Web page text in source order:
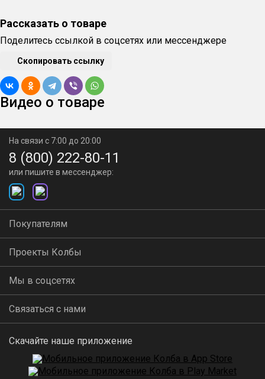
Рассказать о товаре
Поделитесь ссылкой в соцсетях или мессенджере
Скопировать ссылку
Видео о товаре
На связи с 7:00 до 20:00
8 (800) 222-80-11
или пишите в мессенджер:
Покупателям
Проекты Колбы
Мы в соцсетях
Связаться с нами
Скачайте наше приложение